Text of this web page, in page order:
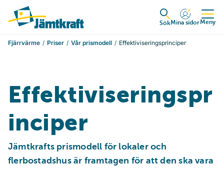
Hoppa till innehåll
Till startsidan
Expandera
SökMina sidorMeny
Fjärrvärme Priser Vår prismodell Effektiviseringsprinciper
Effektiviseringspr
inciper
Jämtkrafts prismodell för lokaler och
flerbostadshus är framtagen för att den ska vara